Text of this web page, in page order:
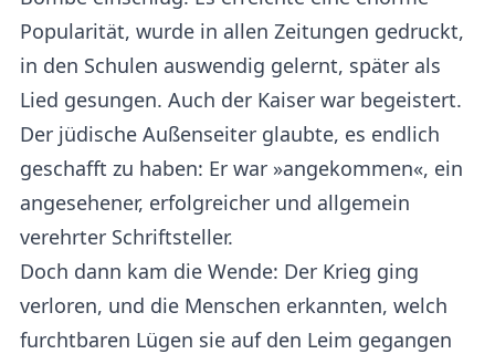
Popularität, wurde in allen Zeitungen gedruckt,
in den Schulen auswendig gelernt, später als
Lied gesungen. Auch der Kaiser war begeistert.
Der jüdische Außenseiter glaubte, es endlich
geschafft zu haben: Er war »angekommen«, ein
angesehener, erfolgreicher und allgemein
verehrter Schriftsteller.
Doch dann kam die Wende: Der Krieg ging
verloren, und die Menschen erkannten, welch
furchtbaren Lügen sie auf den Leim gegangen